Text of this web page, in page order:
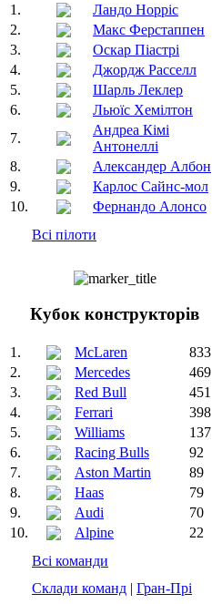
1. Ландо Норріс
2.
Макс Ферстаппен
3.
Оскар Піастрі
4.
Джордж Расселл
5.
Шарль Леклер
6.
Льюїс Хемілтон
7.
Андреа Кімі
Антонеллі
8.
Александер Албон
9.
Карлос Сайнс-мол
10.
Фернандо Алонсо
Всі пілоти
Кубок конструкторів
1. McLaren
833
2.
Mercedes
469
3.
Red Bull
451
4.
Ferrari
398
5.
Williams
137
6.
Racing Bulls
92
7.
Aston Martin
89
8.
Haas
79
9.
Audi
70
10.
Alpine
22
Всі команди
Склади команд | Гран-Прі